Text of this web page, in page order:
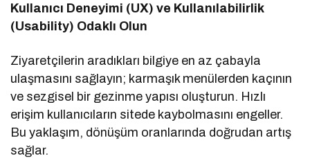
Kullanıcı Deneyimi (UX) ve Kullanılabilirlik
(Usability) Odaklı Olun
Ziyaretçilerin aradıkları bilgiye en az çabayla
ulaşmasını sağlayın; karmaşık menülerden kaçının
ve sezgisel bir gezinme yapısı oluşturun. Hızlı
erişim kullanıcıların sitede kaybolmasını engeller.
Bu yaklaşım, dönüşüm oranlarında doğrudan artış
sağlar.